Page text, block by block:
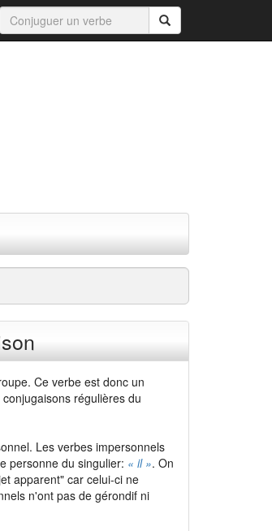
Ce verbe est donc un
régulières du
Les verbes impersonnels
personne du singulier: « il ». On
apparent" car celui-ci ne
n'ont pas de gérondif ni